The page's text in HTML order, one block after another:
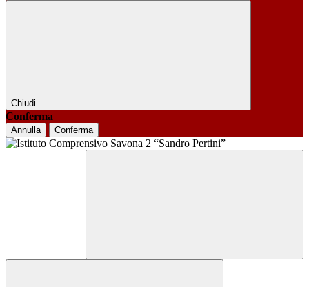
Chiudi
Conferma
Annulla Conferma